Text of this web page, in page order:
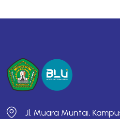
Jl. Muara Muntai,